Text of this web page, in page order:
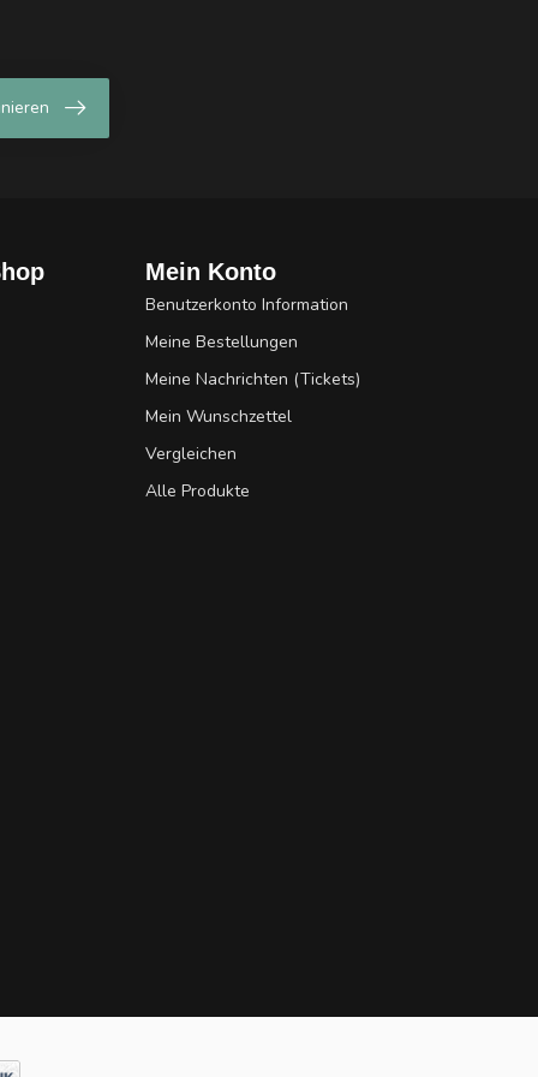
Mein Konto
Benutzerkonto Information
Meine Bestellungen
Meine Nachrichten (Tickets)
Mein Wunschzettel
Vergleichen
Alle Produkte